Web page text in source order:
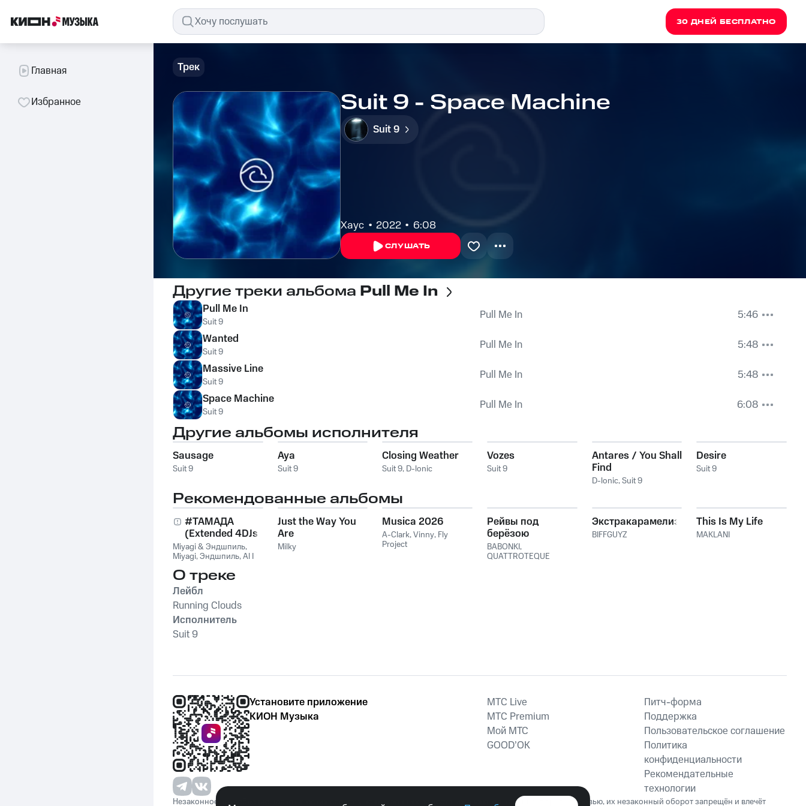
30 ДНЕЙ БЕСПЛАТНО
Главная
Избранное
Трек
Suit 9 - Space Machine
Suit 9
Хаус 2022 6:08
СЛУШАТЬ
Другие треки альбома Pull Me In
Pull Me In
Suit 9 Pull Me In
5:46
Wanted
Suit 9 Pull Me In
5:48
Massive Line
Suit 9 Pull Me In
5:48
Space Machine
Suit 9 Pull Me In 6:08
Другие альбомы исполнителя
Sausage
Suit 9
Aya
Suit 9
Closing Weather
Suit 9, D-lonic
Vozes
Suit 9
Antares / You Shall
Find
D-lonic,Suit 9
Desire
Suit 9
Рекомендованные альбомы
#ТАМАДА
(Extended 4DJs
Pack)
Miyagi & Эндшпиль,
Miyagi,Эндшпиль,Al I
Just the Way You
Are
Milky
Musica 2026
A-Clark,Vinny, Fly
Project
Рейвы под
берёзою
BABONKI,
QUATTROTEQUE
Экстракарамелизирован
BIFFGUYZ
This Is My Life
MAKLANI
О треке
Лейбл
Running Clouds
Исполнитель
Suit 9
Установите приложение
КИОН Музыка
MTС Live
MTС Premium
Мой МТС
GOOD’OK
Питч-форма
Поддержка
Пользовательское соглашение
Политика
конфиденциальности
Рекомендательные
технологии
Незаконное потребление наркотических средств, психотропных веществ, их аналогов причиняет вред здоровью, их незаконный оборот запрещён и влечёт